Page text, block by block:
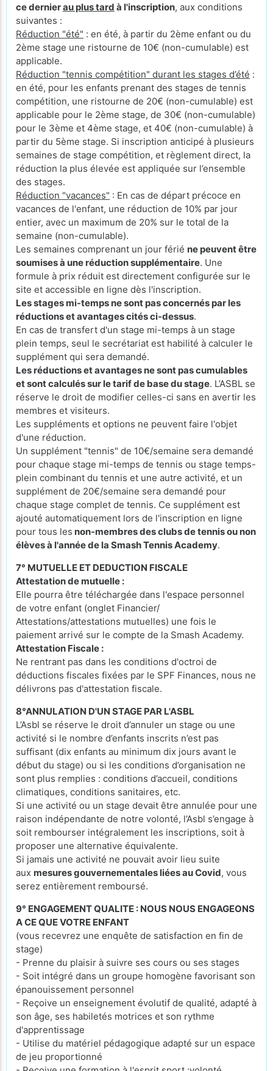
ce dernierau plus tard à l'inscription, aux conditions
suivantes :
Réduction "été" : en été, à partir du 2ème enfant ou du
2ème stage une ristourne de 10€ (non-cumulable) est
applicable.
Réduction "tennis compétition" durant les stages d’été :
en été, pour les enfants prenant des stages de tennis
compétition, une ristourne de 20€ (non-cumulable) est
applicable pour le 2ème stage, de 30€ (non-cumulable)
pour le 3ème et 4ème stage, et 40€ (non-cumulable) à
partir du 5ème stage. Si inscription anticipé à plusieurs
semaines de stage compétition, et règlement direct, la
réduction la plus élevée est appliquée sur l’ensemble
des stages.
Réduction "vacances" : En cas de départ précoce en
vacances de l'enfant, une réduction de 10% par jour
entier, avec un maximum de 20% sur le total de la
semaine (non-cumulable).
Les semaines comprenant un jour férié ne peuvent être
soumises à une réduction supplémentaire. Une
formule à prix réduit est directement configurée sur le
site et accessible en ligne dès l'inscription.
Les stages mi-temps ne sont pas concernés par les
réductions et avantages cités ci-dessus.
En cas de transfert d'un stage mi-temps à un stage
plein temps, seul le secrétariat est habilité à calculer le
supplément qui sera demandé.
Les réductions et avantages ne sont pas cumulables
et sont calculés sur le tarif de base du stage. L’ASBL se
réserve le droit de modifier celles-ci sans en avertir les
membres et visiteurs.
Les suppléments et options ne peuvent faire l'objet
d'une réduction.
Un supplément "tennis" de 10€/semaine sera demandé
pour chaque stage mi-temps de tennis ou stage temps-
plein combinant du tennis et une autre activité, et un
supplément de 20€/semaine sera demandé pour
chaque stage complet de tennis. Ce supplément est
ajouté automatiquement lors de l'inscription en ligne
pour tous les non-membres des clubs de tennis ou non
élèves à l'année de la Smash Tennis Academy.
7° MUTUELLE ET DEDUCTION FISCALE
Attestation de mutuelle :
Elle pourra être téléchargée dans l'espace personnel
de votre enfant (onglet Financier/
Attestations/attestations mutuelles) une fois le
paiement arrivé sur le compte de la Smash Academy.
Attestation Fiscale :
Ne rentrant pas dans les conditions d'octroi de
déductions fiscales fixées par le SPF Finances, nous ne
délivrons pas d'attestation fiscale.
8°ANNULATION D'UN STAGE PAR L'ASBL
L’Asbl se réserve le droit d’annuler un stage ou une
activité si le nombre d’enfants inscrits n’est pas
suffisant (dix enfants au minimum dix jours avant le
début du stage) ou si les conditions d’organisation ne
sont plus remplies : conditions d’accueil, conditions
climatiques, conditions sanitaires, etc.
Si une activité ou un stage devait être annulée pour une
raison indépendante de notre volonté, l’Asbl s’engage à
soit rembourser intégralement les inscriptions, soit à
proposer une alternative équivalente.
Si jamais une activité ne pouvait avoir lieu suite
aux mesures gouvernementales liées au Covid, vous
serez entièrement remboursé.
9° ENGAGEMENT QUALITE : NOUS NOUS ENGAGEONS
A CE QUE VOTRE ENFANT
(vous recevrez une enquête de satisfaction en fin de
stage)
- Prenne du plaisir à suivre ses cours ou ses stages
- Soit intégré dans un groupe homogène favorisant son
épanouissement personnel
- Reçoive un enseignement évolutif de qualité, adapté à
son âge, ses habiletés motrices et son rythme
d'apprentissage
- Utilise du matériel pédagogique adapté sur un espace
de jeu proportionné